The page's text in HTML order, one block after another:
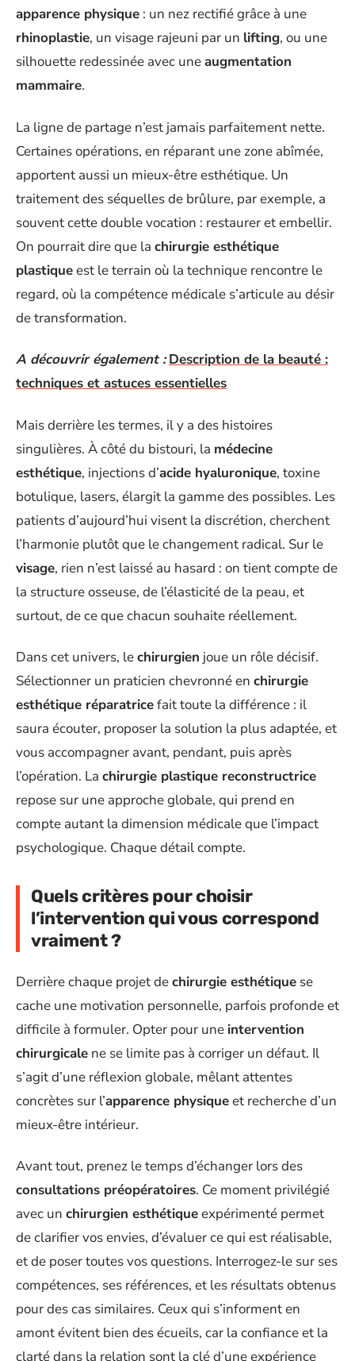
apparence physique : un nez rectifié grâce à une
rhinoplastie, un visage rajeuni par un lifting, ou une
silhouette redessinée avec uneaugmentation
mammaire.
La ligne de partage n’est jamais parfaitement nette.
Certaines opérations, en réparant une zone abîmée,
apportent aussi un mieux-être esthétique. Un
traitement des séquelles de brûlure, par exemple, a
souvent cette double vocation : restaurer et embellir.
On pourrait dire que la chirurgie esthétique
plastiqueest le terrain où la technique rencontre le
regard, où la compétence médicale s’articule au désir
de transformation.
A découvrir également : Description de la beauté :
techniques et astuces essentielles
Mais derrière les termes, il y a des histoires
singulières. À côté du bistouri, la médecine
esthétique, injections d’acide hyaluronique, toxine
botulique, lasers, élargit la gamme des possibles. Les
patients d’aujourd’hui visent la discrétion, cherchent
l’harmonie plutôt que le changement radical. Sur le
visage, rien n’est laissé au hasard : on tient compte de
la structure osseuse, de l’élasticité de la peau, et
surtout, de ce que chacun souhaite réellement.
Dans cet univers, lechirurgien joue un rôle décisif.
Sélectionner un praticien chevronné en chirurgie
esthétique réparatricefait toute la différence : il
saura écouter, proposer la solution la plus adaptée, et
vous accompagner avant, pendant, puis après
l’opération. La chirurgie plastique reconstructrice
repose sur une approche globale, qui prend en
compte autant la dimension médicale que l’impact
psychologique. Chaque détail compte.
Quels critères pour choisir
l’intervention qui vous correspond
vraiment ?
Derrière chaque projet dechirurgie esthétique se
cache une motivation personnelle, parfois profonde et
difficile à formuler. Opter pour une intervention
chirurgicale ne se limite pas à corriger un défaut. Il
s’agit d’une réflexion globale, mêlant attentes
concrètes sur l’apparence physiqueet recherche d’un
mieux-être intérieur.
Avant tout, prenez le temps d’échanger lors des
consultations préopératoires. Ce moment privilégié
avec un chirurgien esthétiqueexpérimenté permet
de clarifier vos envies, d’évaluer ce qui est réalisable,
et de poser toutes vos questions. Interrogez-le sur ses
compétences, ses références, et les résultats obtenus
pour des cas similaires. Ceux qui s’informent en
amont évitent bien des écueils, car la confiance et la
clarté dans la relation sont la clé d’une expérience